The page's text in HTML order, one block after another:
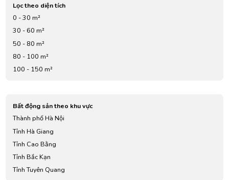
Lọc theo diện tích
0 - 30 m²
30 - 60 m²
50 - 80 m²
80 - 100 m²
100 - 150 m²
Bất động sản theo khu vực
Thành phố Hà Nội
Tỉnh Hà Giang
Tỉnh Cao Bằng
Tỉnh Bắc Kạn
Tỉnh Tuyên Quang